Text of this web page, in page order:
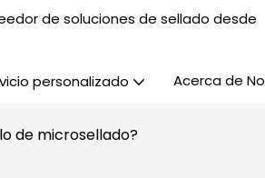
de soluciones de sellado desde
personalizado Acerca de
de microsellado?